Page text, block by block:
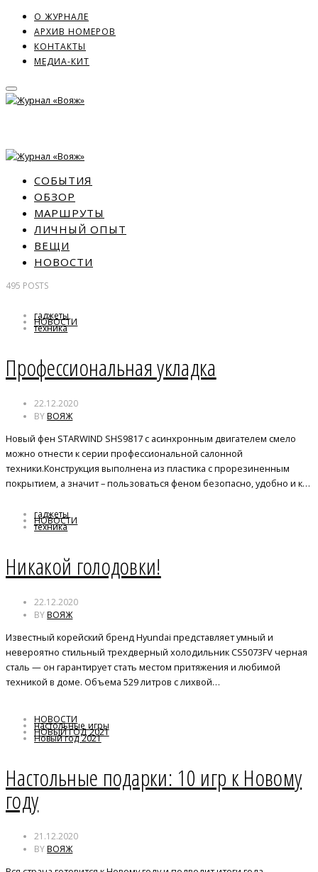
О ЖУРНАЛЕ
АРХИВ НОМЕРОВ
КОНТАКТЫ
МЕДИА-КИТ
СОБЫТИЯ
ОБЗОР
МАРШРУТЫ
ЛИЧНЫЙ ОПЫТ
ВЕЩИ
НОВОСТИ
495 POSTS
НОВОСТИ
гаджеты
техника
Профессиональная укладка
22.12.2020
BYВОЯЖ
Новый фен STARWIND SHS9817 с асинхронным двигателем смело
можно отнести к серии профессиональной салонной
техники.Конструкция выполнена из пластика с прорезиненным
покрытием, а значит – пользоваться феном безопасно, удобно и к…
НОВОСТИ
гаджеты
техника
Никакой голодовки!
22.12.2020
BYВОЯЖ
Известный корейский бренд Hyundai представляет умный и
невероятно стильный трехдверный холодильник CS5073FV черная
сталь — он гарантирует стать местом притяжения и любимой
техникой в доме. Объема 529 литров с лихвой…
НОВОСТИ
НОВЫЙ ГОД 2021
настольные игры
Новый год 2021
Настольные подарки: 10 игр к Новому
году
21.12.2020
BYВОЯЖ